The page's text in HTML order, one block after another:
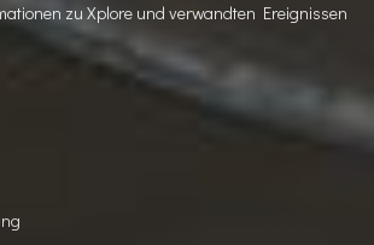
zu Xplore und verwandten Ereignissen